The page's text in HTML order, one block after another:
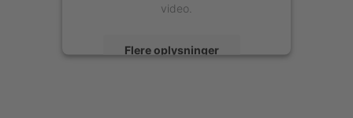
video.
Flere oplysninger